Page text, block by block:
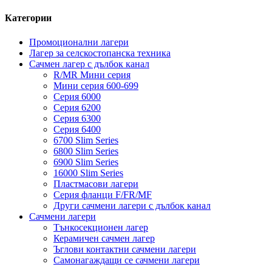
Категории
Промоционални лагери
Лагер за селскостопанска техника
Сачмен лагер с дълбок канал
R/MR Мини серия
Мини серия 600-699
Серия 6000
Серия 6200
Серия 6300
Серия 6400
6700 Slim Series
6800 Slim Series
6900 Slim Series
16000 Slim Series
Пластмасови лагери
Серия фланци F/FR/MF
Други сачмени лагери с дълбок канал
Сачмени лагери
Тънкосекционен лагер
Керамичен сачмен лагер
Ъглови контактни сачмени лагери
Самонагаждащи се сачмени лагери